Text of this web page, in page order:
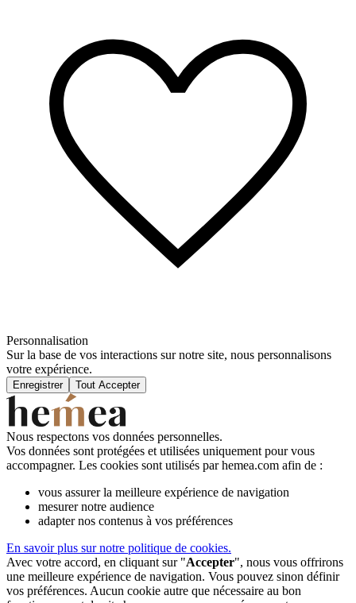
Personnalisation
Sur la base de vos interactions sur notre site, nous personnalisons
votre expérience.
Enregistrer Tout Accepter
Nous respectons vos données personnelles.
Vos données sont protégées et utilisées uniquement pour vous
accompagner. Les cookies sont utilisés par hemea.com afin de :
vous assurer la meilleure expérience de navigation
mesurer notre audience
adapter nos contenus à vos préférences
En savoir plus sur notre politique de cookies.
Avec votre accord, en cliquant sur "Accepter", nous vous offrirons
une meilleure expérience de navigation. Vous pouvez sinon définir
vos préférences. Aucun cookie autre que nécessaire au bon